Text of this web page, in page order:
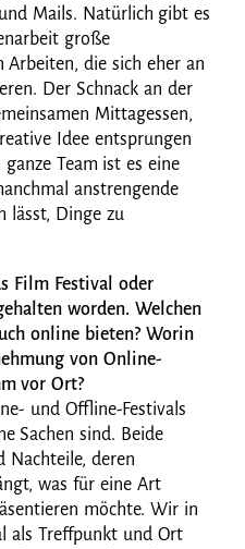
Mails. Natürlich gibt es
große
Arbeiten, die sich eher an
Der Schnack an der
Mittagessen,
Idee entsprungen
Team ist es eine
anstrengende
lässt, Dinge zu
Film Festival oder
worden. Welchen
online bieten? Worin
von Online-
vor Ort?
und Offline-Festivals
Sachen sind. Beide
Nachteile, deren
was für eine Art
möchte. Wir in
als Treffpunkt und Ort